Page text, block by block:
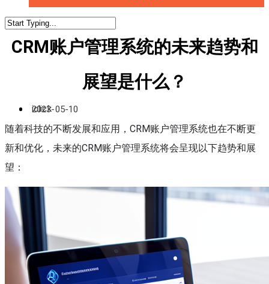
CRM账户管理系统的未来趋势和
展望是什么？
iclick
2023-05-10
随着科技的不断发展和应用，CRM账户管理系统也在不断更
新和优化，未来的CRM账户管理系统将会呈现以下趋势和展
望：